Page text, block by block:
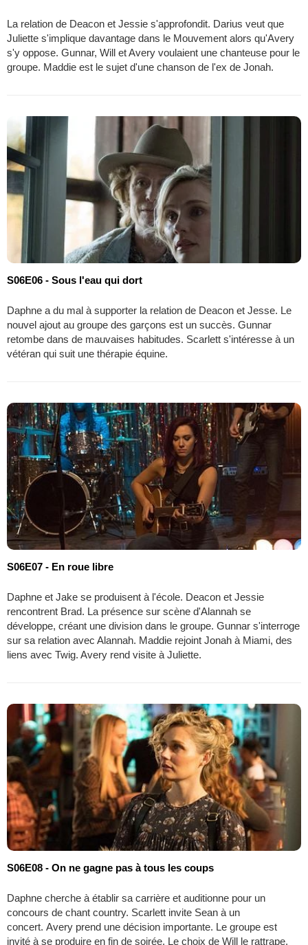
La relation de Deacon et Jessie s'approfondit. Darius veut que
Juliette s'implique davantage dans le Mouvement alors qu'Avery
s'y oppose. Gunnar, Will et Avery voulaient une chanteuse pour le
groupe. Maddie est le sujet d'une chanson de l'ex de Jonah.
S06E06 - Sous l'eau qui dort
Daphne a du mal à supporter la relation de Deacon et Jesse. Le
nouvel ajout au groupe des garçons est un succès. Gunnar
retombe dans de mauvaises habitudes. Scarlett s'intéresse à un
vétéran qui suit une thérapie équine.
S06E07 - En roue libre
Daphne et Jake se produisent à l'école. Deacon et Jessie
rencontrent Brad. La présence sur scène d'Alannah se
développe, créant une division dans le groupe. Gunnar s'interroge
sur sa relation avec Alannah. Maddie rejoint Jonah à Miami, des
liens avec Twig. Avery rend visite à Juliette.
S06E08 - On ne gagne pas à tous les coups
Daphne cherche à établir sa carrière et auditionne pour un
concours de chant country. Scarlett invite Sean à un
concert. Avery prend une décision importante. Le groupe est
invité à se produire en fin de soirée. Le choix de Will le rattrape.